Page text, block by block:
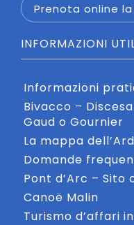
Prenota online
INFORMAZIONI
Informazioni
Bivacco –
Gaud o Gournier
La mappa
Domande
Pont d’Arc – Sito
Canoë Malin
Turismo d’affari